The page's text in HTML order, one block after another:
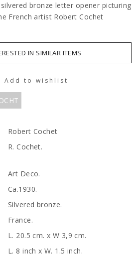
bronze letter opener picturing
French artist Robert Cochet
IN SIMILAR ITEMS
Add to wishlist
Robert Cochet
R. Cochet.
Art Deco.
Ca.1930.
Silvered bronze.
France.
L. 20.5 cm. x W 3,9 cm.
L. 8 inch x W. 1.5 inch.